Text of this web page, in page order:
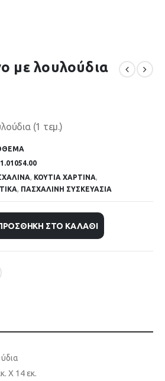
με λουλούδια
(1 τεμ.)
, ΚΟΥΤΙΑ ΧΑΡΤΙΝΑ,
, ΠΑΣΧΑΛΙΝΗ ΣΥΣΚΕΥΑΣΙΑ
ΣΤΟ ΚΑΛΆΘΙ
Χ 14 εκ.